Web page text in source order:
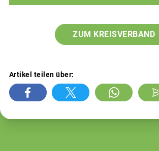
ZUM KREISVERBAND
Artikel teilen über: